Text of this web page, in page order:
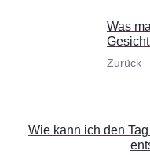
Was
Zurück
Wie kann ich den